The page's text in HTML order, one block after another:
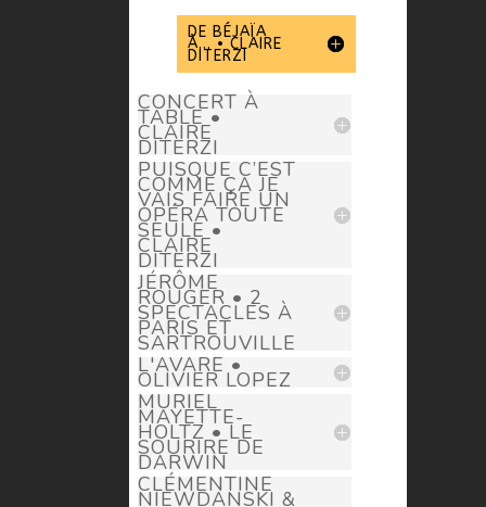
DE BÉJAÏA
À... • CLAIRE
DITERZI
CONCERT À
TABLE •
CLAIRE
DITERZI
PUISQUE C’EST
COMME ÇA JE
VAIS FAIRE UN
OPÉRA TOUTE
SEULE •
CLAIRE
DITERZI
JÉRÔME
ROUGER • 2
SPECTACLES À
PARIS ET
SARTROUVILLE
L'AVARE •
OLIVIER LOPEZ
MURIEL
MAYETTE-
HOLTZ • LE
SOURIRE DE
DARWIN
CLÉMENTINE
NIEWDANSKI &